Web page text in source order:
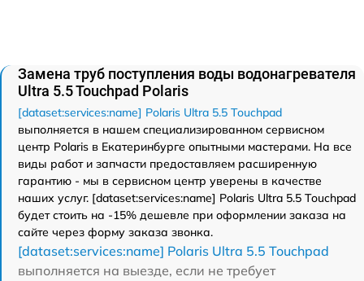
Замена труб поступления воды водонагревателя
Ultra 5.5 Touchpad Polaris
[dataset:services:name] Polaris Ultra 5.5 Touchpad
выполняется в нашем специализированном сервисном
центр Polaris в Екатеринбурге опытными мастерами. На все
виды работ и запчасти предоставляем расширенную
гарантию - мы в сервисном центр уверены в качестве
наших услуг. [dataset:services:name] Polaris Ultra 5.5 Touchpad
будет стоить на -15% дешевле при оформлении заказа на
сайте через форму заказа звонка.
[dataset:services:name] Polaris Ultra 5.5 Touchpad
выполняется на выезде, если не требует